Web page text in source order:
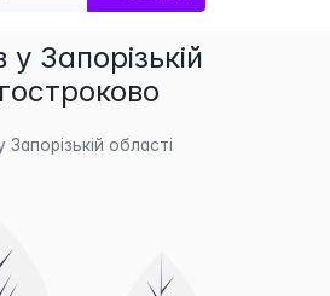
Запорізькій
області